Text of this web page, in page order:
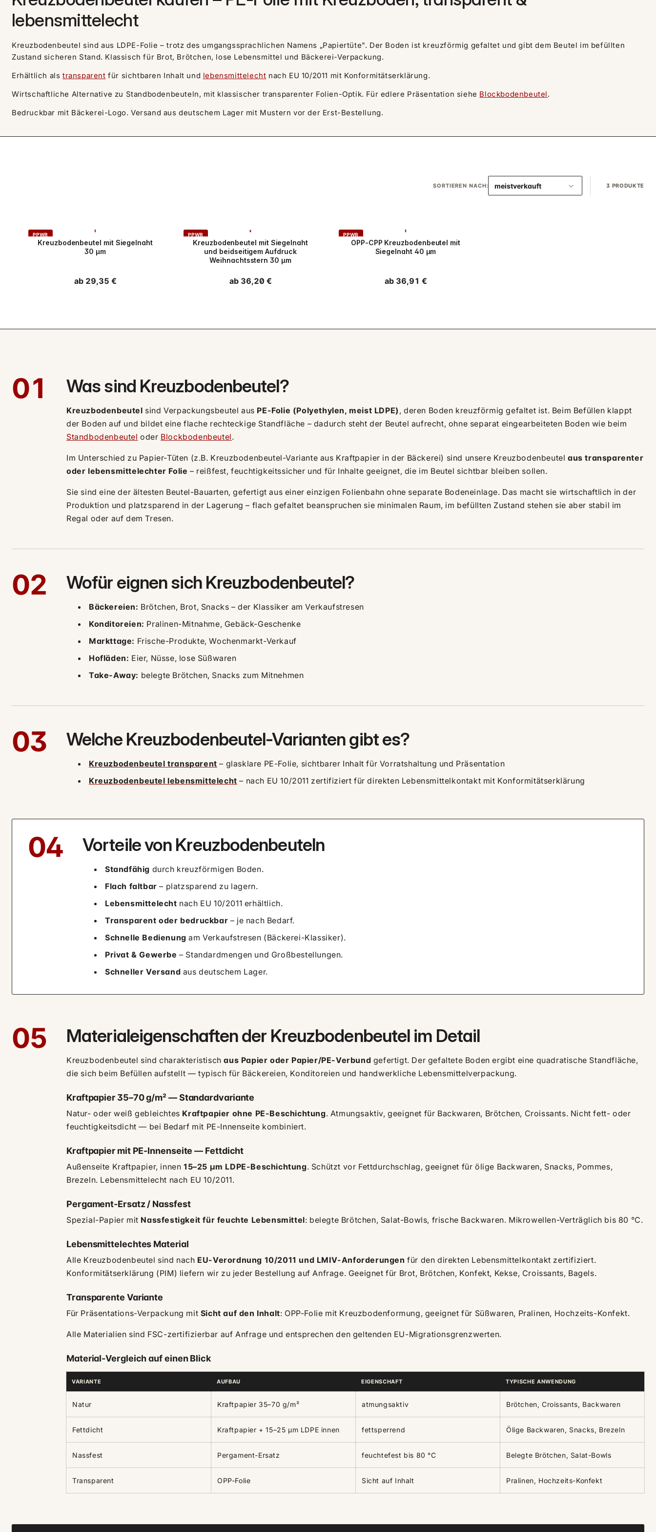
lebensmittelecht
Kreuzbodenbeutel sind aus LDPE-Folie – trotz des umgangssprachlichen Namens „Papiertüte". Der Boden ist kreuzförmig gefaltet und gibt dem Beutel im befüllten
Zustand sicheren Stand. Klassisch für Brot, Brötchen, lose Lebensmittel und Bäckerei-Verpackung.
Erhältlich als transparent für sichtbaren Inhalt und lebensmittelecht nach EU 10/2011 mit Konformitätserklärung.
Wirtschaftliche Alternative zu Standbodenbeuteln, mit klassischer transparenter Folien-Optik. Für edlere Präsentation siehe Blockbodenbeutel.
Bedruckbar mit Bäckerei-Logo. Versand aus deutschem Lager mit Mustern vor der Erst-Bestellung.
SORTIEREN NACH: 3 PRODUKTE
PPWR
Kreuzbodenbeutel mit Siegelnaht
30 µm
Normaler
ab 29,35 €
PPWR
Kreuzbodenbeutel mit Siegelnaht
und beidseitigem Aufdruck
Weihnachtsstern 30 µm
Normaler
ab 36,20 €
PPWR
OPP-CPP Kreuzbodenbeutel mit
Siegelnaht 40 µm
Normaler
ab 36,91 €
01 Was sind Kreuzbodenbeutel?
Kreuzbodenbeutel sind Verpackungsbeutel aus PE-Folie (Polyethylen, meist LDPE) , deren Boden kreuzförmig gefaltet ist. Beim Befüllen klappt
der Boden auf und bildet eine flache rechteckige Standfläche – dadurch steht der Beutel aufrecht, ohne separat eingearbeiteten Boden wie beim
Standbodenbeutel oder Blockbodenbeutel.
Im Unterschied zu Papier-Tüten (z.B. Kreuzbodenbeutel-Variante aus Kraftpapier in der Bäckerei) sind unsere Kreuzbodenbeutel aus transparenter
oder lebensmittelechter Folie – reißfest, feuchtigkeitssicher und für Inhalte geeignet, die im Beutel sichtbar bleiben sollen.
Sie sind eine der ältesten Beutel-Bauarten, gefertigt aus einer einzigen Folienbahn ohne separate Bodeneinlage. Das macht sie wirtschaftlich in der
Produktion und platzsparend in der Lagerung – flach gefaltet beanspruchen sie minimalen Raum, im befüllten Zustand stehen sie aber stabil im
Regal oder auf dem Tresen.
02 Wofür eignen sich Kreuzbodenbeutel?
Bäckereien: Brötchen, Brot, Snacks – der Klassiker am Verkaufstresen
Konditoreien: Pralinen-Mitnahme, Gebäck-Geschenke
Markttage: Frische-Produkte, Wochenmarkt-Verkauf
Hofläden: Eier, Nüsse, lose Süßwaren
Take-Away: belegte Brötchen, Snacks zum Mitnehmen
03 Welche Kreuzbodenbeutel-Varianten gibt es?
Kreuzbodenbeutel transparent – glasklare PE-Folie, sichtbarer Inhalt für Vorratshaltung und Präsentation
Kreuzbodenbeutel lebensmittelecht – nach EU 10/2011 zertifiziert für direkten Lebensmittelkontakt mit Konformitätserklärung
04 Vorteile von Kreuzbodenbeuteln
Standfähig durch kreuzförmigen Boden.
Flach faltbar – platzsparend zu lagern.
Lebensmittelecht nach EU 10/2011 erhältlich.
Transparent oder bedruckbar – je nach Bedarf.
Schnelle Bedienung am Verkaufstresen (Bäckerei-Klassiker).
Privat & Gewerbe – Standardmengen und Großbestellungen.
Schneller Versand aus deutschem Lager.
05 Materialeigenschaften der Kreuzbodenbeutel im Detail
Kreuzbodenbeutel sind charakteristischaus Papier oder Papier/PE-Verbund gefertigt. Der gefaltete Boden ergibt eine quadratische Standfläche,
die sich beim Befüllen aufstellt — typisch für Bäckereien, Konditoreien und handwerkliche Lebensmittelverpackung.
Kraftpapier 35–70 g/m² — Standardvariante
Natur- oder weiß gebleichtes Kraftpapier ohne PE-Beschichtung. Atmungsaktiv, geeignet für Backwaren, Brötchen, Croissants. Nicht fett- oder
feuchtigkeitsdicht — bei Bedarf mit PE-Innenseite kombiniert.
Kraftpapier mit PE-Innenseite — Fettdicht
Außenseite Kraftpapier, innen 15–25 µm LDPE-Beschichtung. Schützt vor Fettdurchschlag, geeignet für ölige Backwaren, Snacks, Pommes,
Brezeln. Lebensmittelecht nach EU 10/2011.
Pergament-Ersatz / Nassfest
Spezial-Papier mit Nassfestigkeit für feuchte Lebensmittel: belegte Brötchen, Salat-Bowls, frische Backwaren. Mikrowellen-Verträglich bis 80 °C.
Lebensmittelechtes Material
Alle Kreuzbodenbeutel sind nach EU-Verordnung 10/2011 und LMIV-Anforderungen für den direkten Lebensmittelkontakt zertifiziert.
Konformitätserklärung (PIM) liefern wir zu jeder Bestellung auf Anfrage. Geeignet für Brot, Brötchen, Konfekt, Kekse, Croissants, Bagels.
Transparente Variante
Für Präsentations-Verpackung mit Sicht auf den Inhalt: OPP-Folie mit Kreuzbodenformung, geeignet für Süßwaren, Pralinen, Hochzeits-Konfekt.
Alle Materialien sind FSC-zertifizierbar auf Anfrage und entsprechen den geltenden EU-Migrationsgrenzwerten.
Material-Vergleich auf einen Blick
VARIANTE AUFBAU EIGENSCHAFT TYPISCHE ANWENDUNG
Natur Kraftpapier 35–70 g/m² atmungsaktiv Brötchen, Croissants, Backwaren
Fettdicht Kraftpapier + 15–25 µm LDPE innen fettsperrend Ölige Backwaren, Snacks, Brezeln
Nassfest Pergament-Ersatz feuchtefest bis 80 °C Belegte Brötchen, Salat-Bowls
Transparent OPP-Folie Sicht auf Inhalt Pralinen, Hochzeits-Konfekt